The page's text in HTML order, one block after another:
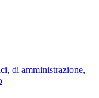
di amministrazione,